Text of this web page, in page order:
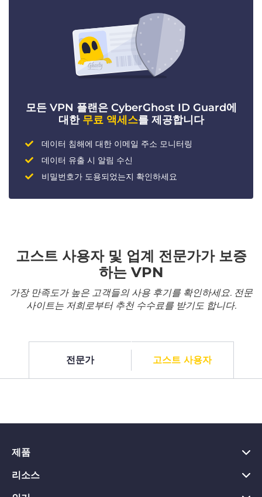
모든 VPN 플랜은 CyberGhost ID Guard에
대한 무료 액세스를 제공합니다
데이터 침해에 대한 이메일 주소 모니터링
데이터 유출 시 알림 수신
비밀번호가 도용되었는지 확인하세요
고스트 사용자 및 업계 전문가가 보증
하는 VPN
가장 만족도가 높은 고객들의 사용 후기를 확인하세요. 전문
사이트는 저희로부터 추천 수수료를 받기도 합니다.
전문가 고스트 사용자
제품
PC용 VPN
리소스